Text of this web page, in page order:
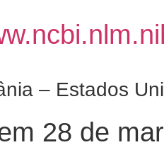
– Estados
28 de